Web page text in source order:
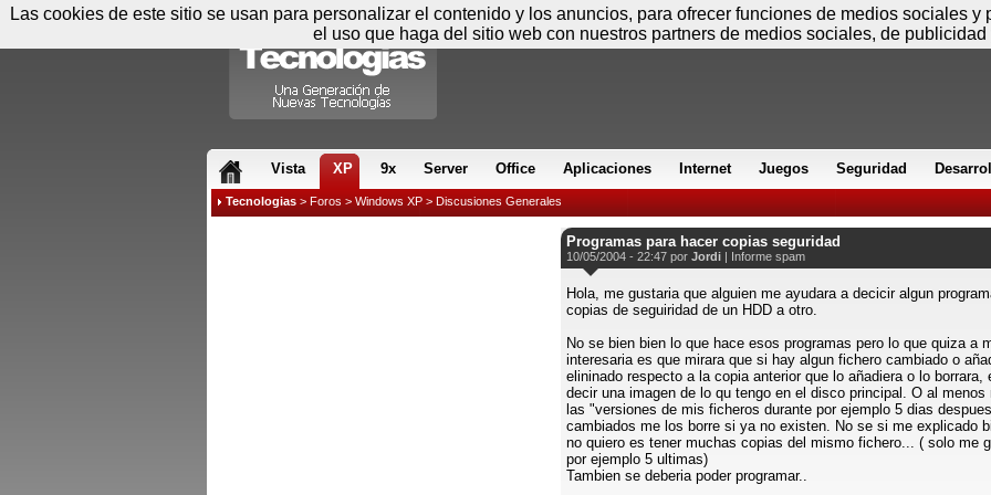
Vista XP 9x Server Office Aplicaciones Internet Juegos Seguridad
Tecnologias > Foros > Windows XP > Discusiones Generales
Programas para hacer copias seguridad
10/05/2004 - 22:47 por Jordi | Informe spam
Hola, me gustaria que alguien me ayudara a decicir algun
copias de seguiridad de un HDD a otro.
No se bien bien lo que hace esos programas pero lo que quiza a
interesaria es que mirara que si hay algun fichero cambiado o
elininado respecto a la copia anterior que lo añadiera o lo borrara,
decir una imagen de lo qu tengo en el disco principal. O al menos
las "versiones de mis ficheros durante por ejemplo 5 dias
cambiados me los borre si ya no existen. No se si me explicado
no quiero es tener muchas copias del mismo fichero... ( solo me
por ejemplo 5 ultimas)
Tambien se deberia poder programar..
Las cookies de este sitio se usan para personalizar el contenido y los anuncios, para ofrecer funciones de medios sociales
el uso que haga del sitio web con nuestros partners de medios sociales, de